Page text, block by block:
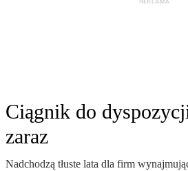
Ciągnik do
zaraz
Nadchodzą tłuste lata dla firm